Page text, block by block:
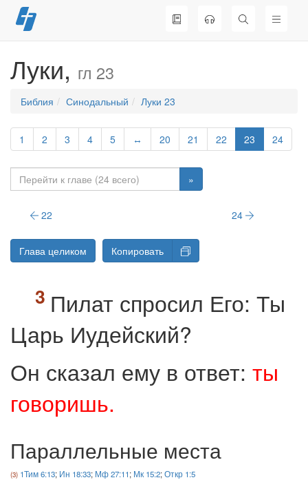
Перейти
к
Луки, гл 23
Библия Синодальный Луки 23
1 2 3 4 5 ↔ 20 21 22 23 24
»
22 24
Глава целиком Копировать
Пилат спросил Его: Ты
Царь Иудейский?
Он сказал ему в ответ: ты
говоришь.
Параллельные места
1Тим 6:13; Ин 18:33; Мф 27:11; Мк 15:2;Откр 1:5